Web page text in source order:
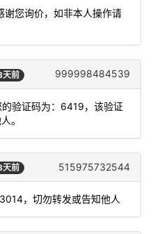
谢您询价，如非本人操作请
前 999998484539
的验证码为：6419，该验证
。
前 515975732544
，切勿转发或告知他人